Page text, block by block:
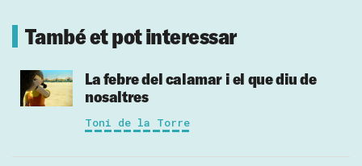
També et pot interessar
La febre del calamar i el que diu de
nosaltres
Toni de la Torre